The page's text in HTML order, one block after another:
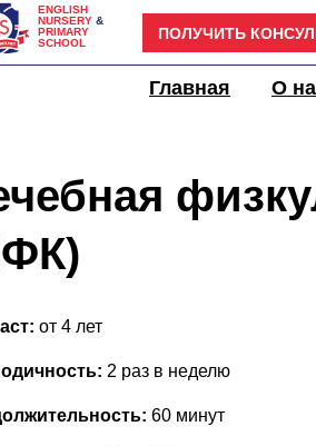
ПОЛУЧИТЬ
ENGLISH
NURSERY &
PRIMARY
SCHOOL
Главная О
от 4 лет
2 раз в неделю
60 минут